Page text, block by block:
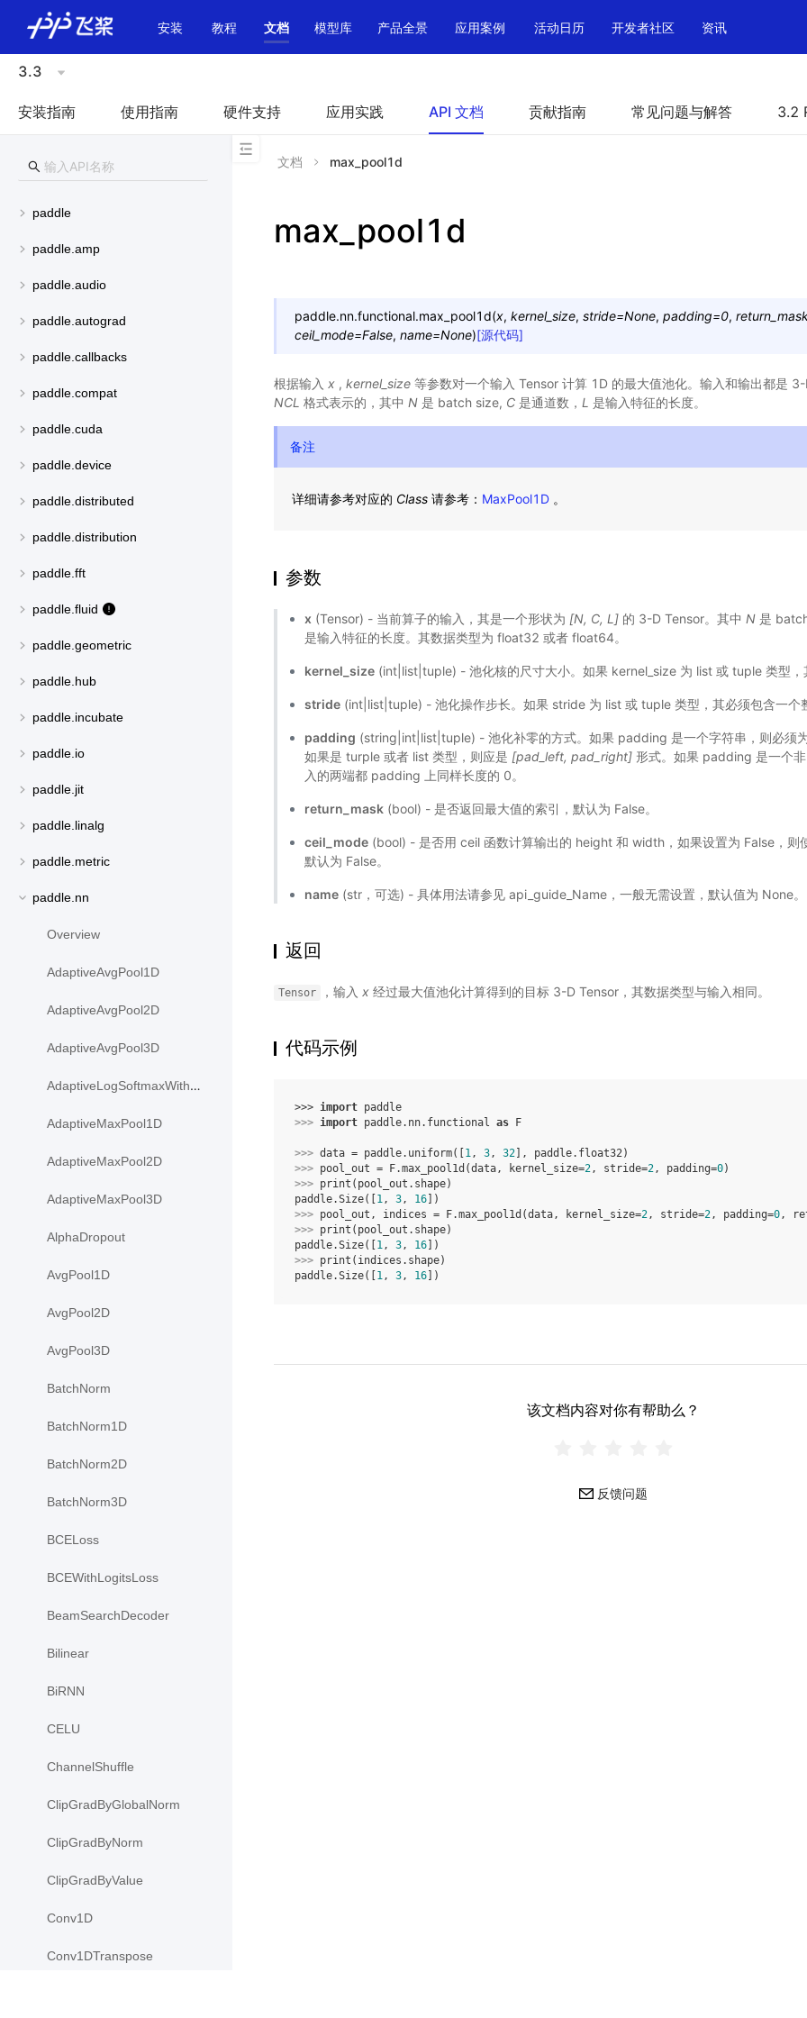
安装 教程 文档 模型库 产品全景 应用案例 活动日历 开发者社区 资讯
3.3
安装指南 使用指南 硬件支持 应用实践 API 文档 贡献指南 常见问题与解答 3.2
paddle
paddle.amp
paddle.audio
paddle.autograd
paddle.callbacks
paddle.compat
paddle.cuda
paddle.device
paddle.distributed
paddle.distribution
paddle.fft
paddle.fluid
paddle.geometric
paddle.hub
paddle.incubate
paddle.io
paddle.jit
paddle.linalg
paddle.metric
paddle.nn
Overview
AdaptiveAvgPool1D
AdaptiveAvgPool2D
AdaptiveAvgPool3D
AdaptiveLogSoftmaxWithLoss
AdaptiveMaxPool1D
AdaptiveMaxPool2D
AdaptiveMaxPool3D
AlphaDropout
AvgPool1D
AvgPool2D
AvgPool3D
BatchNorm
BatchNorm1D
BatchNorm2D
BatchNorm3D
BCELoss
BCEWithLogitsLoss
BeamSearchDecoder
Bilinear
BiRNN
CELU
ChannelShuffle
ClipGradByGlobalNorm
ClipGradByNorm
ClipGradByValue
Conv1D
Conv1DTranspose
文档 max_pool1d
max_pool1d
paddle.nn.functional.max_pool1d(x, kernel_size, stride=None, padding=0,
ceil_mode=False, name=None)[源代码]
根据输入 x , kernel_size 等参数对一个输入 Tensor 计算 1D 的最大值池化。输入和输出都是
NCL 格式表示的，其中 N 是 batch size, C 是通道数， L 是输入特征的长度。
备注
详细请参考对应的 Class 请参考： MaxPool1D 。
参数
x (Tensor) - 当前算子的输入，其是一个形状为 [N, C, L] 的 3-D Tensor。其中N 是
是输入特征的长度。其数据类型为 float32 或者 float64。
kernel_size (int|list|tuple) - 池化核的尺寸大小。如果 kernel_size 为 list 或 tuple 类型，
stride (int|list|tuple) - 池化操作步长。如果 stride 为 list 或 tuple 类型，其必须包含一个
padding (string|int|list|tuple) - 池化补零的方式。如果 padding 是一个字符串，则必须
如果是 turple 或者 list 类型，则应是 [pad_left, pad_right] 形式。如果 padding 是一个
入的两端都 padding 上同样长度的 0。
return_mask (bool) - 是否返回最大值的索引，默认为 False。
ceil_mode (bool) - 是否用 ceil 函数计算输出的 height 和 width，如果设置为 False，则
默认为 False。
name (str，可选) - 具体用法请参见api_guide_Name ，一般无需设置，默认值为 None。
返回
Tensor ，输入 x经过最大值池化计算得到的目标 3-D Tensor，其数据类型与输入相同。
代码示例
>>> import paddle
>>> import paddle.nn.functional as F
>>> data = paddle. uniform([ 1, 3, 32 ], paddle. float32)
>>> pool_out = F.max_pool1d (data, kernel_size=2, stride=2, padding=0)
>>> print ( pool_out . shape)
paddle.Size([ 1, 3, 16 ])
>>> pool_out , indices = F.max_pool1d (data, kernel_size=2, stride=2, padding=0,
>>> print ( pool_out . shape)
paddle.Size([ 1, 3, 16 ])
>>> print ( indices . shape)
paddle.Size([ 1, 3, 16 ])
该文档内容对你有帮助么？
反馈问题